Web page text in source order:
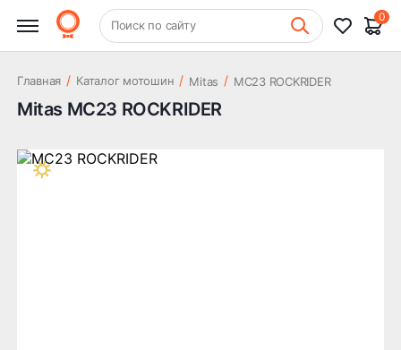
+7 (831) 261-35-35 Шиномонтаж
Поиск по сайту
0
Главная / Каталог мотошин / Mitas / MC23 ROCKRIDER
Mitas MC23 ROCKRIDER